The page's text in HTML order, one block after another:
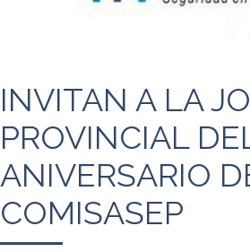
INVITAN A LA
PROVINCIAL
ANIVERSARIO
COMISASEP